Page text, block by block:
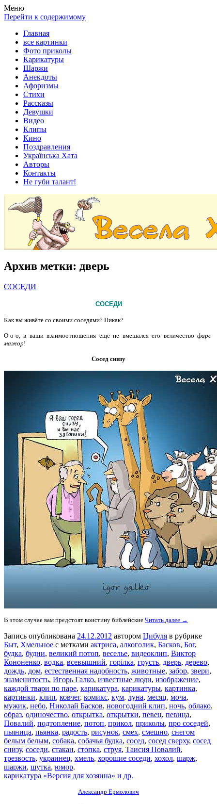
Весела хата — прикольные картинки, смешные истории,
клипы!
Покажем всем ваши фото приколы, карикатуры, шаржи, стихи,
рассказы, видео и песни!
Меню
Перейти к содержимому
Главная
все картинки
Фото приколы
Карикатуры
Шаржи
Анекдоты
Афоризмы
Стихи
Рассказы
Девушки
Видео
Клипы
Кино
Поздравления
Українська Хата
Авторы
Контакты
Не губи талант!
Архив метки: дверь
СОСЕДИ
СОСЕДИ
Как вы живёте со своими соседями? Никак?
О-о-о, в ваши взаимоотношения ещё не вмешался его величество фарс-
мажор!
Сосед снизу
В этом случае вам предстоят воистину библейские Читать далее →
Запись опубликована 24.12.2012 автором Цибуля в рубрике
Быт, Хмельное с метками актриса, алкоголик, Басков, Бог,
будка, будни, великий потоп, веселье, видеоклип, Виктор
Кононенко, водка, всевышний, горілка, грусть, дверь, дерево,
дождь, дом, естественная надобность, животные, забор, звери,
знаменитость, Игорь Галко, известные люди, изображение,
каждой твари по паре, карикатура, карикатуры, картинка,
картинки, клип, ковчег, комикс, кум, луна, месяц, моча,
мужик, небо, Николай Басков, новогодний клип, ночь, облако,
образ, одиночество, открытка, открытки, певец, певица,
Повалий, подтопление, потоп, прикол, приколы, про соседей,
пьяница, пьянка, радость, рисунок, смех, смешно, снегом
белым белым, собака, собачья будка, сосед, сосед сверху, сосед
снизу, соседи, стакан, стопка, струя, Таисия Повалий,
трезвость, украинец, хмель, хорошие соседи, хохол, шарж,
шаржи, шутка, юмор.
карикатура «Версия для хозяина» и др.
Александр Ермолович